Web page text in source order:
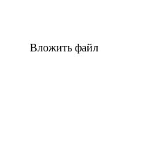
Вложить файл